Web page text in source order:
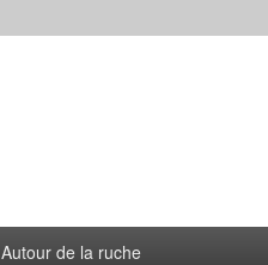
Autour de la ruche